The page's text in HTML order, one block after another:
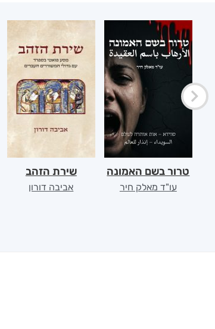
טרור בשם האמונה
עו"ד מאלק חיר
שירת הזהב
אביבה דורון